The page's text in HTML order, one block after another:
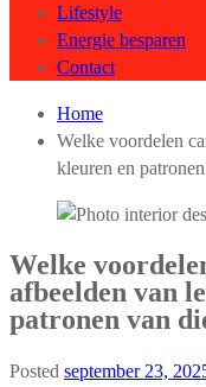
Lifestyle
Energie besparen
Contact
Home
Welke voordelen
kleuren en
Welke
afbeelden van
patronen van
Posted september 23,